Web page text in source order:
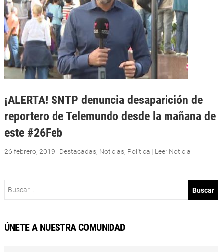
¡ALERTA! SNTP denuncia desaparición de
reportero de Telemundo desde la mañana de
este #26Feb
26 febrero, 2019 | Destacadas, Noticias, Política | Leer Noticia
ÚNETE A NUESTRA COMUNIDAD